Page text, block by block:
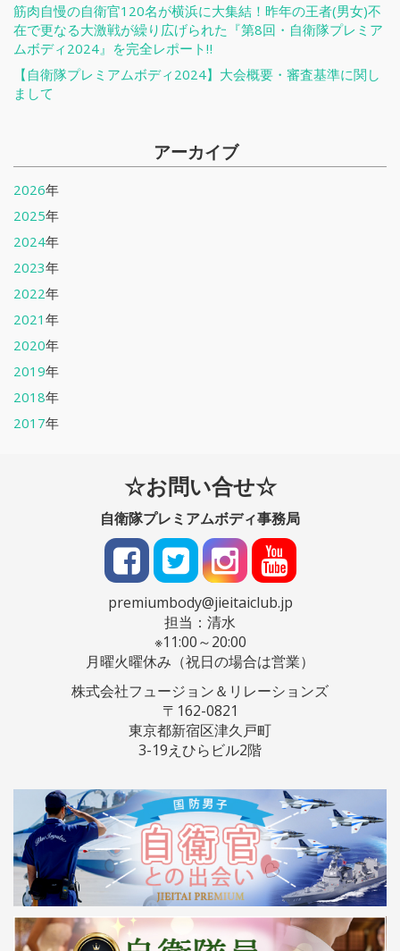
筋肉自慢の自衛官120名が横浜に大集結！昨年の王者(男女)不
在で更なる大激戦が繰り広げられた『第8回・自衛隊プレミア
ムボディ2024』を完全レポート‼
【自衛隊プレミアムボディ2024】大会概要・審査基準に関し
まして
アーカイブ
2026年
2025年
2024年
2023年
2022年
2021 年
2020年
2019年
2018年
2017年
☆お問い合せ☆
自衛隊プレミアムボディ事務局
premiumbody@jieitaiclub.jp
担当：清水
※11:00～20:00
月曜火曜休み（祝日の場合は営業）
株式会社フュージョン＆リレーションズ
〒162-0821
東京都新宿区津久戸町
3-19えひらビル2階